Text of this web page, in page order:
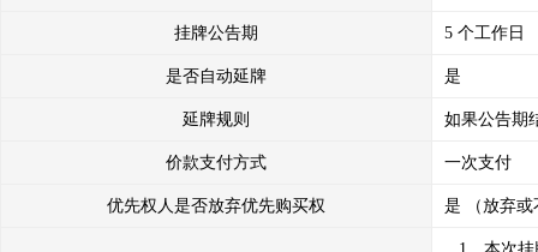
挂牌公告期 5 个工作日
是否自动延牌 是
延牌规则 如果公告期
价款支付方式 一次支付
优先权人是否放弃优先购买权 是 （放弃或